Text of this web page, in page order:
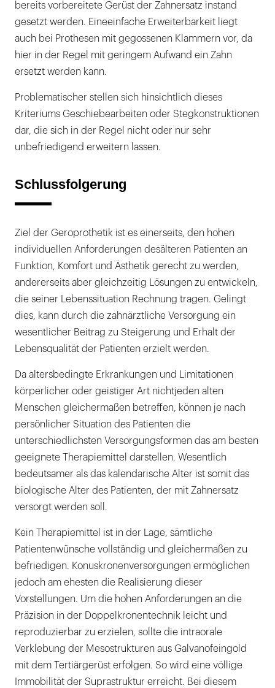
bereits vorbereitete Gerüst der Zahnersatz instand
gesetzt werden. Eineeinfache Erweiterbarkeit liegt
auch bei Prothesen mit gegossenen Klammern vor, da
hier in der Regel mit geringem Aufwand ein Zahn
ersetzt werden kann.
Problematischer stellen sich hinsichtlich dieses
Kriteriums Geschiebearbeiten oder Stegkonstruktionen
dar, die sich in der Regel nicht oder nur sehr
unbefriedigend erweitern lassen.
Schlussfolgerung
Ziel der Geroprothetik ist es einerseits, den hohen
individuellen Anforderungen desälteren Patienten an
Funktion, Komfort und Ästhetik gerecht zu werden,
andererseits aber gleichzeitig Lösungen zu entwickeln,
die seiner Lebenssituation Rechnung tragen. Gelingt
dies, kann durch die zahnärztliche Versorgung ein
wesentlicher Beitrag zu Steigerung und Erhalt der
Lebensqualität der Patienten erzielt werden.
Da altersbedingte Erkrankungen und Limitationen
körperlicher oder geistiger Art nichtjeden alten
Menschen gleichermaßen betreffen, können je nach
persönlicher Situation des Patienten die
unterschiedlichsten Versorgungsformen das am besten
geeignete Therapiemittel darstellen. Wesentlich
bedeutsamer als das kalendarische Alter ist somit das
biologische Alter des Patienten, der mit Zahnersatz
versorgt werden soll.
Kein Therapiemittel ist in der Lage, sämtliche
Patientenwünsche vollständig und gleichermaßen zu
befriedigen. Konuskronenversorgungen ermöglichen
jedoch am ehesten die Realisierung dieser
Vorstellungen. Um die hohen Anforderungen an die
Präzision in der Doppelkronentechnik leicht und
reproduzierbar zu erzielen, sollte die intraorale
Verklebung der Mesostrukturen aus Galvanofeingold
mit dem Tertiärgerüst erfolgen. So wird eine völlige
Immobilität der Suprastruktur erreicht. Bei diesem